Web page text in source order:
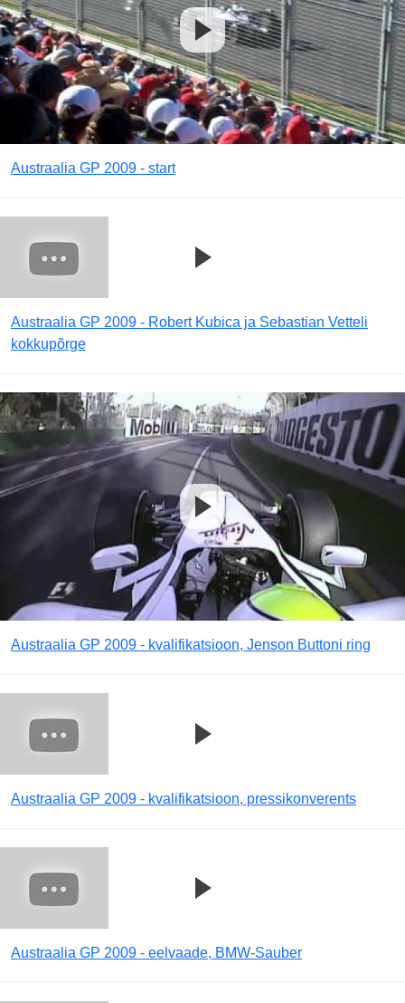
Austraalia GP 2009 - start
Austraalia GP 2009 - Robert Kubica ja Sebastian Vetteli
kokkupõrge
Austraalia GP 2009 - kvalifikatsioon, Jenson Buttoni ring
Austraalia GP 2009 - kvalifikatsioon, pressikonverents
Austraalia GP 2009 - eelvaade, BMW-Sauber